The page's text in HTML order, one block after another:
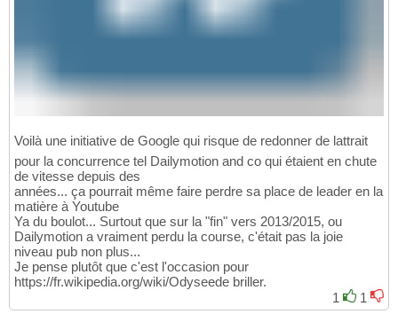
Voilà une initiative de Google qui risque de redonner de lattrait
pour la concurrence tel Dailymotion and co qui étaient en chute
de vitesse depuis des
années... ça pourrait même faire perdre sa place de leader en la
matière à Youtube
Ya du boulot... Surtout que sur la "fin" vers 2013/2015, ou
Dailymotion a vraiment perdu la course, c'était pas la joie
niveau pub non plus...
Je pense plutôt que c'est l'occasion pour
https://fr.wikipedia.org/wiki/Odyseede briller.
1
1